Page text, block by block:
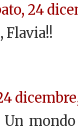
24
Flavia!!
Un